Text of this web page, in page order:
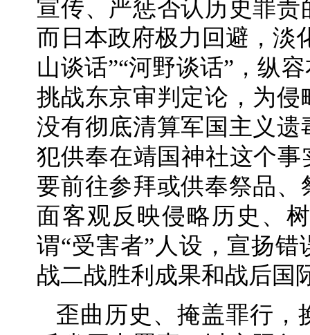
宣传、严惩否认历史罪
而日本政府极力回避，淡
山谈话”“河野谈话”，纵
挑战东京审判定论，为
没有彻底清算军国主义
犯供奉在靖国神社这个
要前往参拜或供奉祭品
面客观反映侵略历史、
谓“受害者”人设，宣扬
战二战胜利成果和战后国
歪曲历史、掩盖罪行，